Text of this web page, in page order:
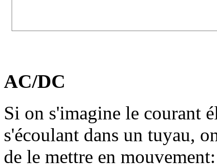
AC/DC
Si on s'imagine le courant
s'écoulant dans un tuyau,
de le mettre en